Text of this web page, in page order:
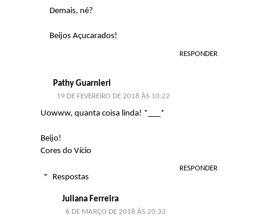
Demais, né?
Beijos Açucarados!
RESPONDER
Pathy Guarnieri
19 DE FEVEREIRO DE 2018 ÀS 10:22
Uowww, quanta coisa linda! *___*
Beijo!
Cores do Vício
RESPONDER
Respostas
Juliana Ferreira
6 DE MARÇO DE 2018 ÀS 20:33